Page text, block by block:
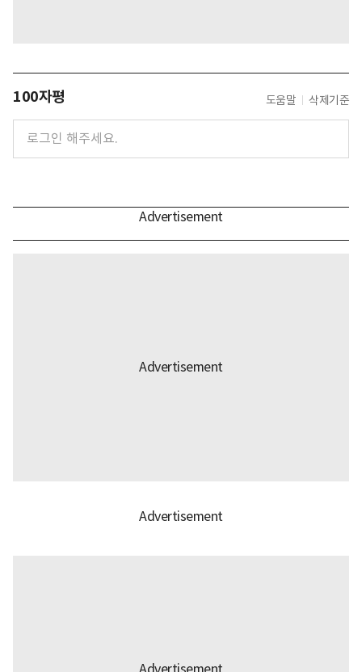
100자평 도움말 삭제기준